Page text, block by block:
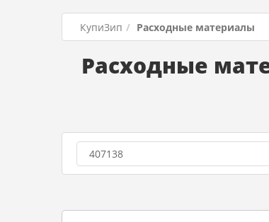
КупиЗип Расходные материалы
Расходные